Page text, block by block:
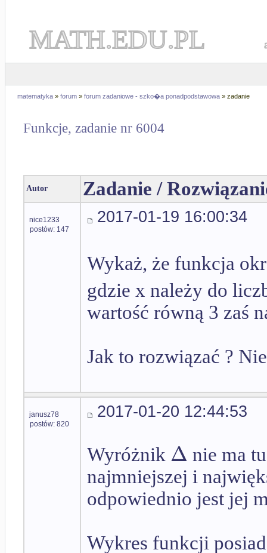
MATH.EDU.PL
matematyka » forum » forum zadaniowe - szko�a ponadpodstawowa » zadanie
Funkcje, zadanie nr 6004
Autor Zadanie /
nice1233
postów: 147
2017-01-19 16:00:34
Wykaż, że funkcja
gdzie x należy do
wartość równą 3 zaś
Jak to rozwiązać ?
janusz78
postów: 820
2017-01-20 12:44:53
Wyróżnik Δ nie ma
najmniejszej i
odpowiednio jest jej
Wykres funkcji